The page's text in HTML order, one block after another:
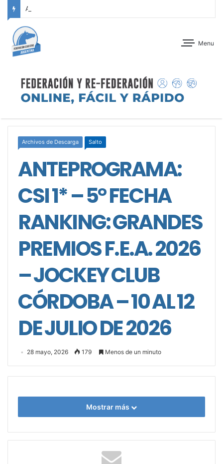
Menu
Archivos de Descarga Salto
ANTEPROGRAMA:
CSI 1* – 5° FECHA
RANKING: GRANDES
PREMIOS F.E.A. 2026
– JOCKEY CLUB
CÓRDOBA – 10 AL 12
DE JULIO DE 2026
28 mayo, 2026 179 Menos de un minuto
Mostrar más